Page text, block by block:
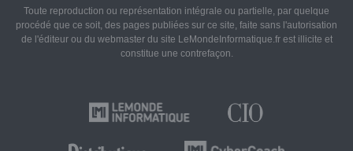
Toute reproduction ou représentation intégrale ou partielle, par quelque
procédé que ce soit, des pages publiées sur ce site, faite sans l'autorisation
de l'éditeur ou du webmaster du site LeMondeInformatique.fr est illicite et
constitue une contrefaçon.